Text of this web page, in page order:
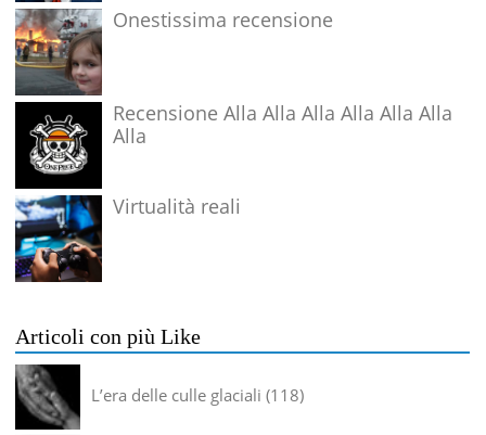
Onestissima recensione
Recensione Alla Alla Alla Alla Alla Alla
Alla
Virtualità reali
Articoli con più Like
L’era delle culle glaciali 118